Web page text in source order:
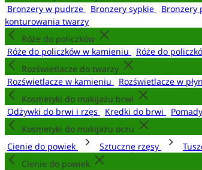
Bronzery w pudrze
Bronzery sypkie Bronzery
konturowania twarzy
Róże do policzków
Róże do policzków w kamieniu
Róże do
Rozświetlacze do twarzy
Rozświetlacze w kamieniu
Rozświetlacze w
Kosmetyki do makijażu brwi
Odżywki do brwi i rzęs
Kredki do brwi
Kosmetyki do makijażu oczu
Cienie do powiek
Sztuczne rzęsy
Cienie do powiek